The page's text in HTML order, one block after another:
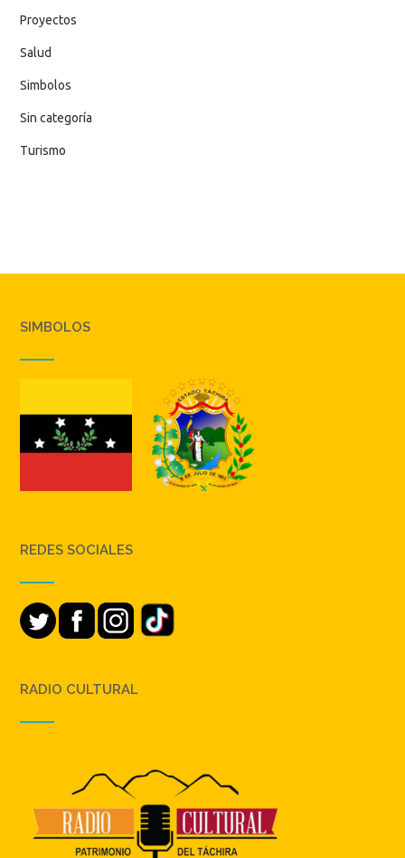
Proyectos
Salud
Simbolos
Sin categoría
Turismo
SIMBOLOS
REDES SOCIALES
RADIO CULTURAL